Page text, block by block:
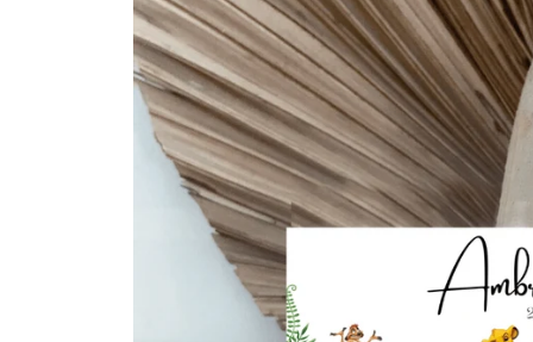
informations
produits